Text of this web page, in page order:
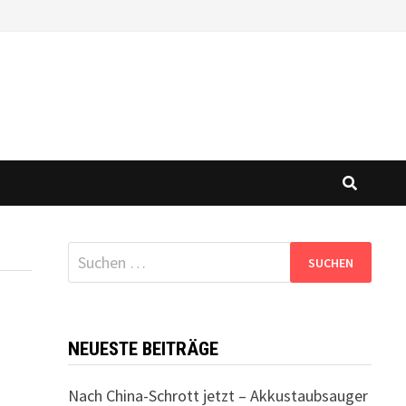
Suchen
nach:
NEUESTE BEITRÄGE
Nach China-Schrott jetzt – Akkustaubsauger